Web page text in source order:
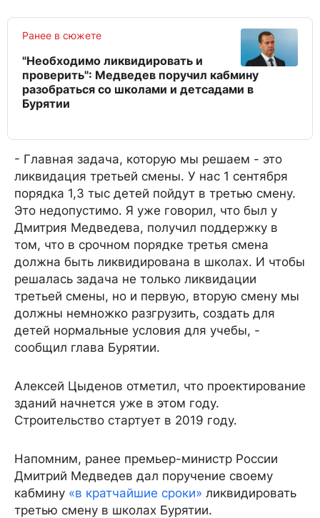
Ранее в сюжете
"Необходимо ликвидировать и
проверить": Медведев поручил кабмину
разобраться со школами и детсадами в
Бурятии
- Главная задача, которую мы решаем - это
ликвидация третьей смены. У нас 1 сентября
порядка 1,3 тыс детей пойдут в третью смену.
Это недопустимо. Я уже говорил, что был у
Дмитрия Медведева, получил поддержку в
том, что в срочном порядке третья смена
должна быть ликвидирована в школах. И чтобы
решалась задача не только ликвидации
третьей смены, но и первую, вторую смену мы
должны немножко разгрузить, создать для
детей нормальные условия для учебы, -
сообщил глава Бурятии.
Алексей Цыденов отметил, что проектирование
зданий начнется уже в этом году.
Строительство стартует в 2019 году.
Напомним, ранее премьер-министр России
Дмитрий Медведев дал поручение своему
кабмину «в кратчайшие сроки» ликвидировать
третью смену в школах Бурятии.